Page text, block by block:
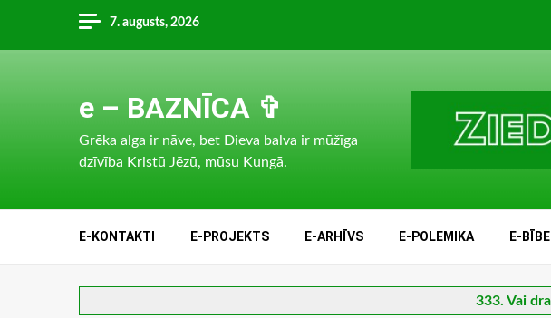
content
7. augusts, 2026
e – BAZNĪCA ✞
Grēka alga ir nāve, bet Dieva balva ir mūžīga
dzīvība Kristū Jēzū, mūsu Kungā.
E-KONTAKTI E-PROJEKTS E-ARHĪVS E-POLEMIKA E-
333. Vai